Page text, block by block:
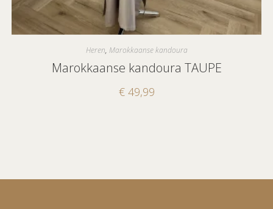
Heren, Marokkaanse kandoura
Marokkaanse kandoura TAUPE
€49,99